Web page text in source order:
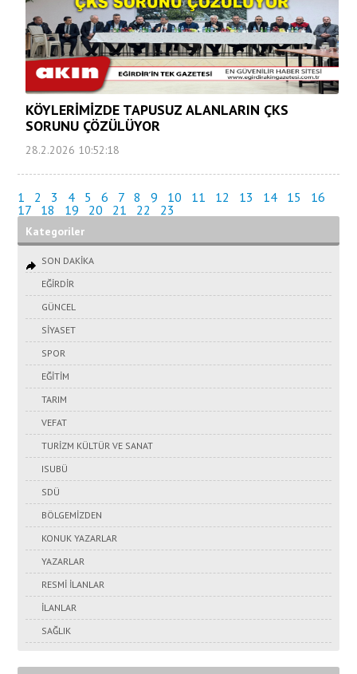
KÖYLERİMİZDE TAPUSUZ ALANLARIN ÇKS
SORUNU ÇÖZÜLÜYOR
28.2.2026 10:52:18
1 2 3 4 5 6 7 8 9 10 11 12 13 14 15
16
17
18 19 20 21 22 23
Kategoriler
SON DAKİKA
EĞİRDİR
GÜNCEL
SİYASET
SPOR
EĞİTİM
TARIM
VEFAT
TURİZM KÜLTÜR VE SANAT
ISUBÜ
SDÜ
BÖLGEMİZDEN
KONUK YAZARLAR
YAZARLAR
RESMİ İLANLAR
İLANLAR
SAĞLIK